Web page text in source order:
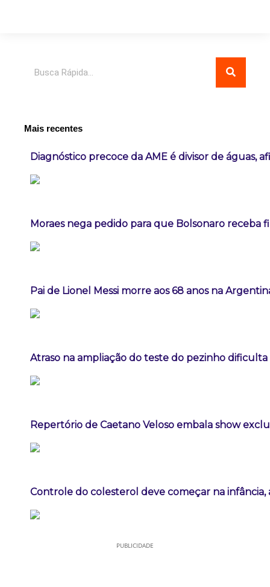
Mais recentes
Diagnóstico precoce da AME é divisor de águas,
Moraes nega pedido para que Bolsonaro receba
Pai de Lionel Messi morre aos 68 anos na
Atraso na ampliação do teste do pezinho dificulta
Repertório de Caetano Veloso embala show
Controle do colesterol deve começar na infância,
PUBLICIDADE